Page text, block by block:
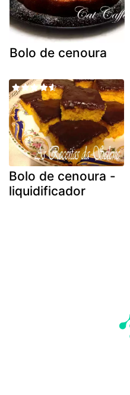
Bolo de cenoura
Bolo de cenoura -
liquidificador